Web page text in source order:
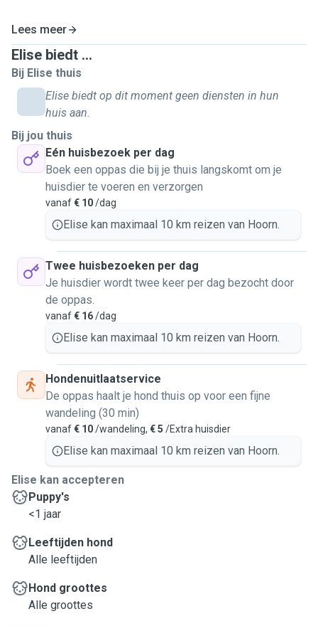
Lees meer
Elise biedt ...
Bij Elise thuis
Elise biedt op dit moment geen diensten in hun
huis aan.
Bij jou thuis
Eén huisbezoek per dag
Boek een oppas die bij je thuis langskomt om je
huisdier te voeren en verzorgen
vanaf€ 10/dag
Elise kan maximaal 10 km reizen van Hoorn.
Twee huisbezoeken per dag
Je huisdier wordt twee keer per dag bezocht door
de oppas.
vanaf€ 16/dag
Elise kan maximaal 10 km reizen van Hoorn.
Hondenuitlaatservice
De oppas haalt je hond thuis op voor een fijne
wandeling (30 min)
vanaf€ 10/wandeling, € 5 /Extra huisdier
Elise kan maximaal 10 km reizen van Hoorn.
Elise kan accepteren
Puppy's
<1 jaar
Leeftijden hond
Alle leeftijden
Hond groottes
Alle groottes